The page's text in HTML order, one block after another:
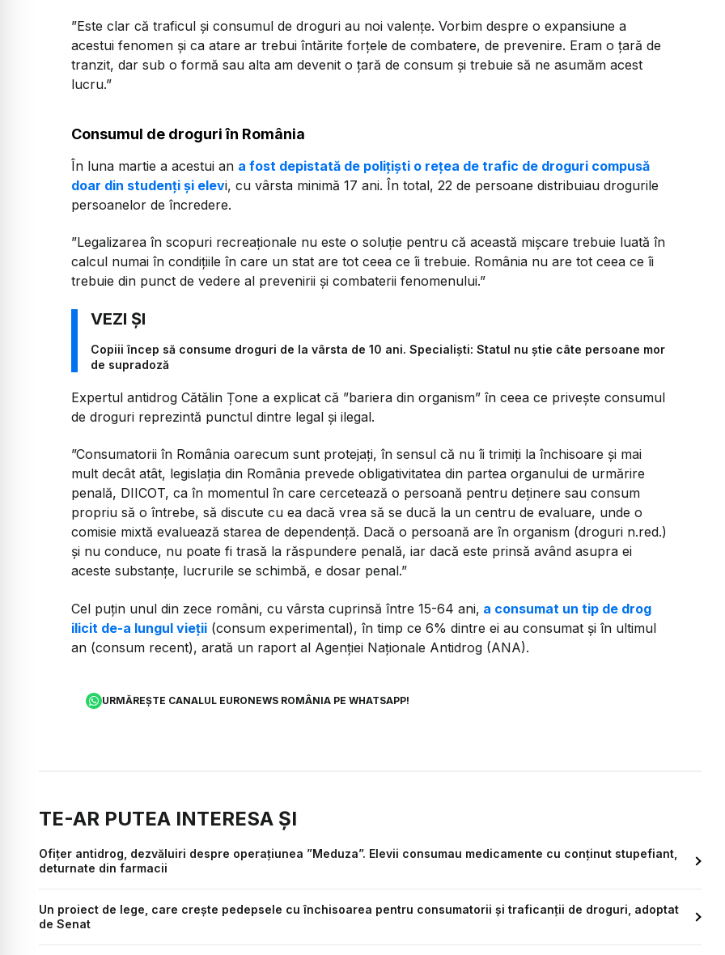
”Este clar că traficul și consumul de droguri au noi valențe. Vorbim despre o expansiune a
acestui fenomen și ca atare ar trebui întărite forțele de combatere, de prevenire. Eram o țară de
tranzit, dar sub o formă sau alta am devenit o țară de consum și trebuie să ne asumăm acest
lucru.”
Consumul de droguri în România
În luna martie a acestui an a fost depistată de polițiști o rețea de trafic de droguri compusă
doar din studenți și elevi, cu vârsta minimă 17 ani. În total, 22 de persoane distribuiau drogurile
persoanelor de încredere.
”Legalizarea în scopuri recreaționale nu este o soluție pentru că această mișcare trebuie luată în
calcul numai în condițiile în care un stat are tot ceea ce îi trebuie. România nu are tot ceea ce îi
trebuie din punct de vedere al prevenirii și combaterii fenomenului.”
Copiii încep să consume droguri de la vârsta de 10 ani. Specialiști: Statul nu știe câte persoane mor
de supradoză
Expertul antidrog Cătălin Țone a explicat că ”bariera din organism” în ceea ce privește consumul
de droguri reprezintă punctul dintre legal și ilegal.
”Consumatorii în România oarecum sunt protejați, în sensul că nu îi trimiți la închisoare și mai
mult decât atât, legislația din România prevede obligativitatea din partea organului de urmărire
penală, DIICOT, ca în momentul în care cercetează o persoană pentru deținere sau consum
propriu să o întrebe, să discute cu ea dacă vrea să se ducă la un centru de evaluare, unde o
comisie mixtă evaluează starea de dependență. Dacă o persoană are în organism (droguri n.red.)
și nu conduce, nu poate fi trasă la răspundere penală, iar dacă este prinsă având asupra ei
aceste substanțe, lucrurile se schimbă, e dosar penal.”
Cel puţin unul din zece români, cu vârsta cuprinsă între 15-64 ani, a consumat un tip de drog
ilicit de-a lungul vieţii (consum experimental), în timp ce 6% dintre ei au consumat şi în ultimul
an (consum recent), arată un raport al Agenţiei Naţionale Antidrog (ANA).
URMĂREȘTE CANALUL EURONEWS ROMÂNIA PE WHATSAPP!
TE-AR PUTEA INTERESA ȘI
Ofițer antidrog, dezvăluiri despre operațiunea ”Meduza”. Elevii consumau medicamente cu conținut stupefiant,
deturnate din farmacii
Un proiect de lege, care crește pedepsele cu închisoarea pentru consumatorii și traficanții de droguri, adoptat
de Senat